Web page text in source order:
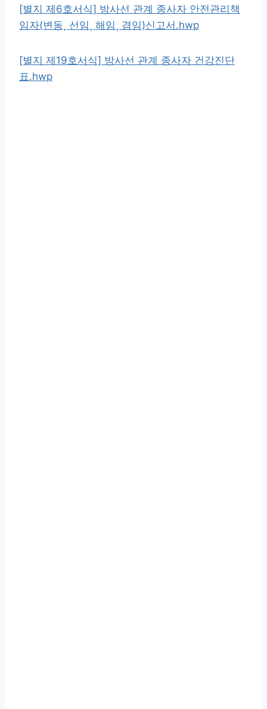
[별지 제6호서식] 방사선 관계 종사자 안전관리책
임자(변동¸ 선임¸ 해임¸ 겸임)신고서.hwp
[별지 제19호서식] 방사선 관계 종사자 건강진단
표.hwp